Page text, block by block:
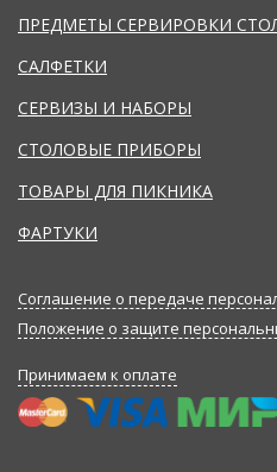
ПРЕДМЕТЫ СЕРВИРОВКИ
САЛФЕТКИ
СЕРВИЗЫ И НАБОРЫ
СТОЛОВЫЕ ПРИБОРЫ
ТОВАРЫ ДЛЯ ПИКНИКА
ФАРТУКИ
Соглашение о передаче
Положение о защите
Принимаем к оплате